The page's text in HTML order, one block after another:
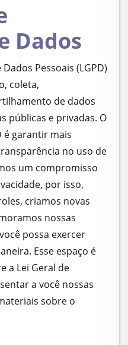
Dados
Pessoais (LGPD)
coleta,
de dados
públicas e privadas. O
é garantir mais
no uso de
um compromisso
por isso,
criamos novas
nossas
possa exercer
Esse espaço é
a Lei Geral de
a você nossas
sobre o